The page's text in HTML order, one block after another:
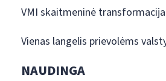
VMI skaitmeninė transformacija
Vienas langelis prievolėms
NAUDINGA